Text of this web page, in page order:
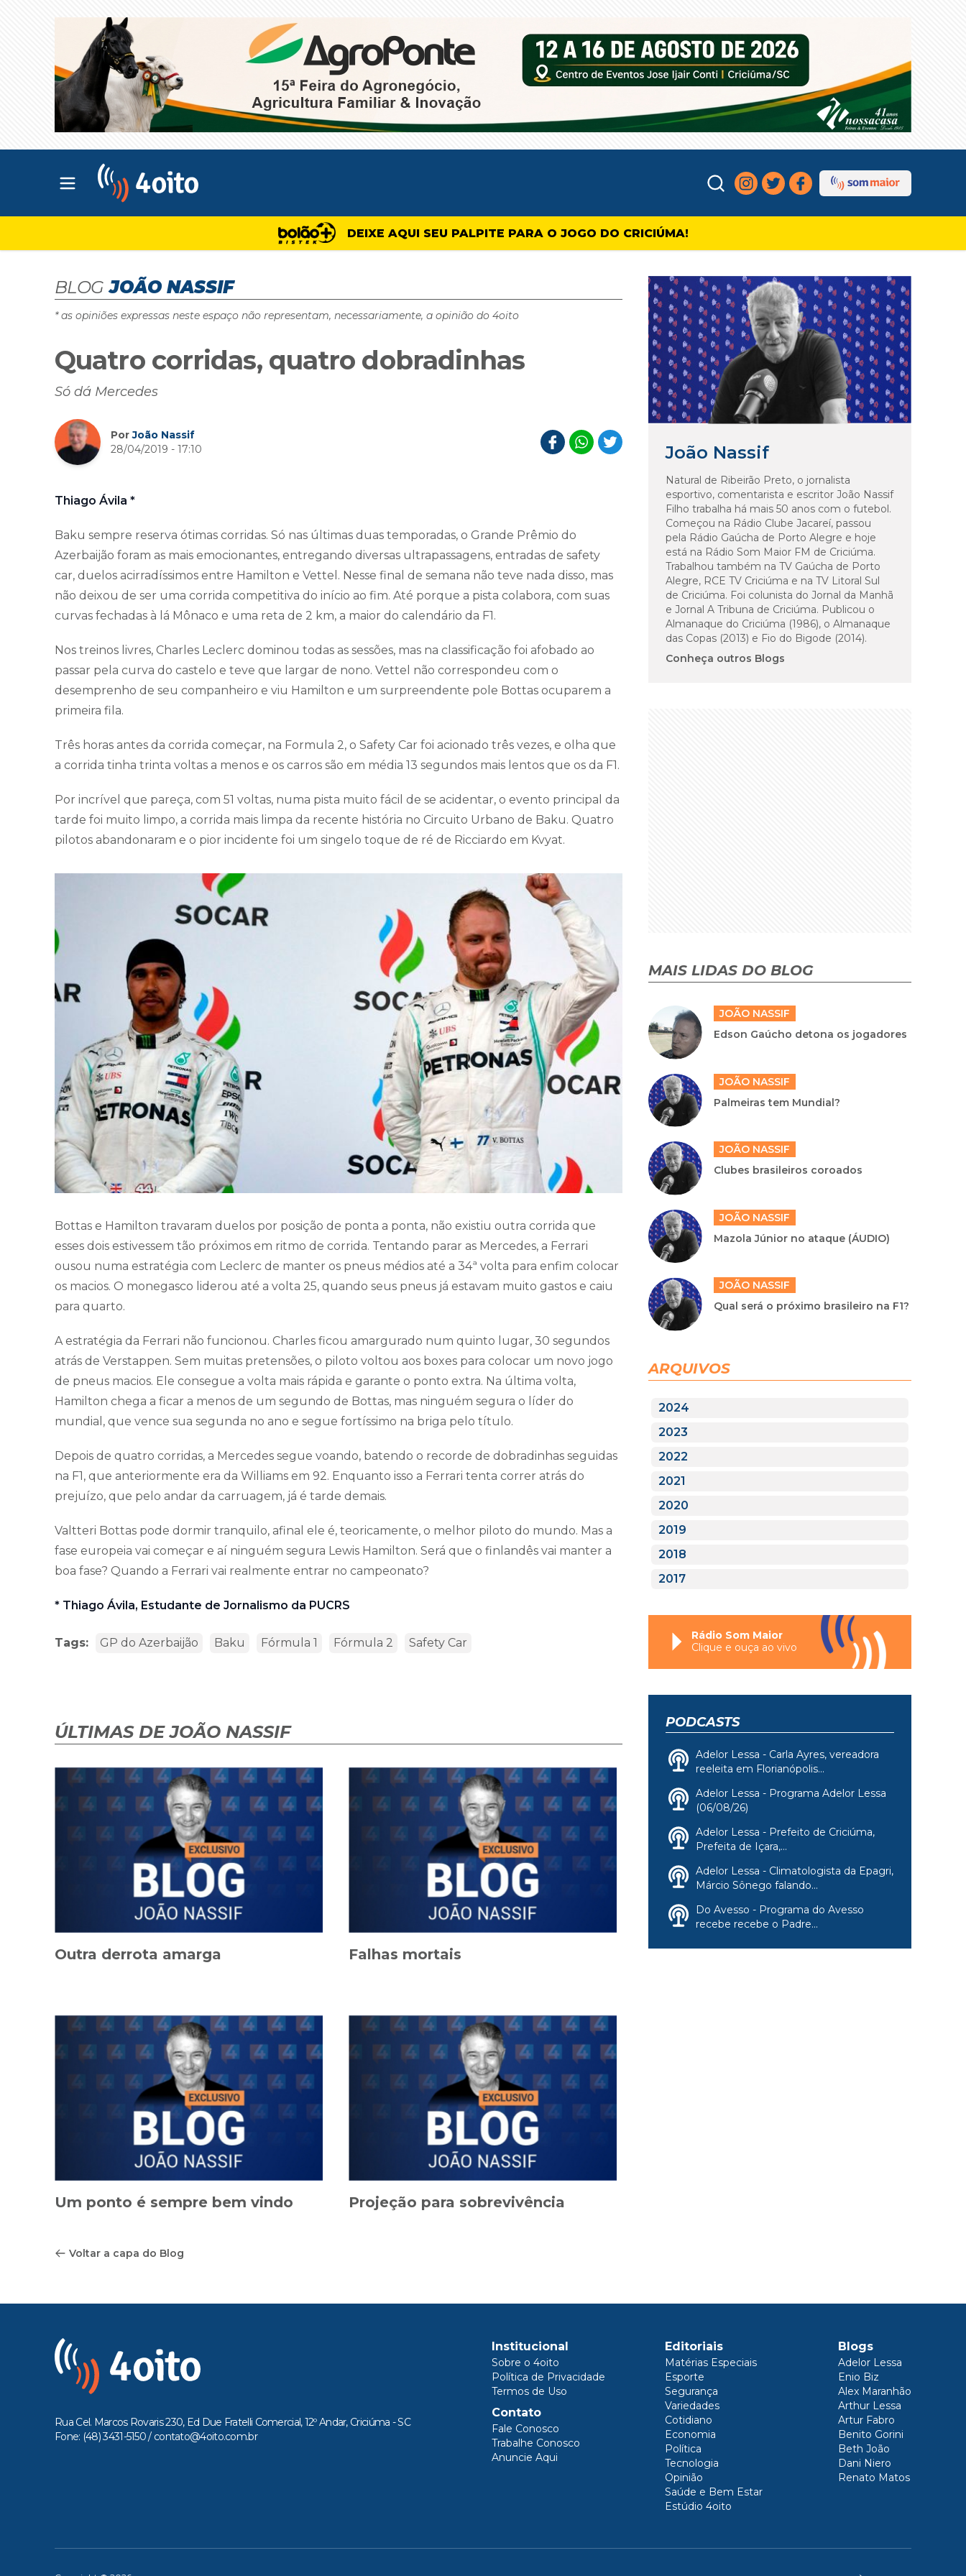
Abrir menu principal
DEIXE AQUI SEU PALPITE PARA O JOGO DO CRICIÚMA!
BLOG JOÃO NASSIF
* as opiniões expressas neste espaço não representam, necessariamente, a opinião do 4oito
Quatro corridas, quatro dobradinhas
Só dá Mercedes
PorJoão Nassif
28/04/2019 - 17:10
Thiago Ávila *
Baku sempre reserva ótimas corridas. Só nas últimas duas temporadas, o Grande Prêmio do
Azerbaijão foram as mais emocionantes, entregando diversas ultrapassagens, entradas de safety
car, duelos acirradíssimos entre Hamilton e Vettel. Nesse final de semana não teve nada disso, mas
não deixou de ser uma corrida competitiva do início ao fim. Até porque a pista colabora, com suas
curvas fechadas à lá Mônaco e uma reta de 2 km, a maior do calendário da F1.
Nos treinos livres, Charles Leclerc dominou todas as sessões, mas na classificação foi afobado ao
passar pela curva do castelo e teve que largar de nono. Vettel não correspondeu com o
desemprenho de seu companheiro e viu Hamilton e um surpreendente pole Bottas ocuparem a
primeira fila.
Três horas antes da corrida começar, na Formula 2, o Safety Car foi acionado três vezes, e olha que
a corrida tinha trinta voltas a menos e os carros são em média 13 segundos mais lentos que os da F1.
Por incrível que pareça, com 51 voltas, numa pista muito fácil de se acidentar, o evento principal da
tarde foi muito limpo, a corrida mais limpa da recente história no Circuito Urbano de Baku. Quatro
pilotos abandonaram e o pior incidente foi um singelo toque de ré de Ricciardo em Kvyat.
Bottas e Hamilton travaram duelos por posição de ponta a ponta, não existiu outra corrida que
esses dois estivessem tão próximos em ritmo de corrida. Tentando parar as Mercedes, a Ferrari
ousou numa estratégia com Leclerc de manter os pneus médios até a 34ª volta para enfim colocar
os macios. O monegasco liderou até a volta 25, quando seus pneus já estavam muito gastos e caiu
para quarto.
A estratégia da Ferrari não funcionou. Charles ficou amargurado num quinto lugar, 30 segundos
atrás de Verstappen. Sem muitas pretensões, o piloto voltou aos boxes para colocar um novo jogo
de pneus macios. Ele consegue a volta mais rápida e garante o ponto extra. Na última volta,
Hamilton chega a ficar a menos de um segundo de Bottas, mas ninguém segura o líder do
mundial, que vence sua segunda no ano e segue fortíssimo na briga pelo título.
Depois de quatro corridas, a Mercedes segue voando, batendo o recorde de dobradinhas seguidas
na F1, que anteriormente era da Williams em 92. Enquanto isso a Ferrari tenta correr atrás do
prejuízo, que pelo andar da carruagem, já é tarde demais.
Valtteri Bottas pode dormir tranquilo, afinal ele é, teoricamente, o melhor piloto do mundo. Mas a
fase europeia vai começar e aí ninguém segura Lewis Hamilton. Será que o finlandês vai manter a
boa fase? Quando a Ferrari vai realmente entrar no campeonato?
* Thiago Ávila, Estudante de Jornalismo da PUCRS
Tags: GP do Azerbaijão Baku Fórmula 1 Fórmula 2 Safety Car
ÚLTIMAS DE JOÃO NASSIF
Outra derrota amarga Falhas mortais
Um ponto é sempre bem vindo Projeção para sobrevivência
Voltar a capa do Blog
João Nassif
Natural de Ribeirão Preto, o jornalista
esportivo, comentarista e escritor João Nassif
Filho trabalha há mais 50 anos com o futebol.
Começou na Rádio Clube Jacareí, passou
pela Rádio Gaúcha de Porto Alegre e hoje
está na Rádio Som Maior FM de Criciúma.
Trabalhou também na TV Gaúcha de Porto
Alegre, RCE TV Criciúma e na TV Litoral Sul
de Criciúma. Foi colunista do Jornal da Manhã
e Jornal A Tribuna de Criciúma. Publicou o
Almanaque do Criciúma (1986), o Almanaque
das Copas (2013) e Fio do Bigode (2014).
Conheça outros Blogs
MAIS LIDAS DO BLOG
JOÃO NASSIF
Edson Gaúcho detona os jogadores
JOÃO NASSIF
Palmeiras tem Mundial?
JOÃO NASSIF
Clubes brasileiros coroados
JOÃO NASSIF
Mazola Júnior no ataque (ÁUDIO)
JOÃO NASSIF
Qual será o próximo brasileiro na F1?
ARQUIVOS
2024
2023
2022
2021
2020
2019
2018
2017
Rádio Som Maior
Clique e ouça ao vivo
PODCASTS
Adelor Lessa - Carla Ayres, vereadora
reeleita em Florianópolis...
Adelor Lessa - Programa Adelor Lessa
(06/08/26)
Adelor Lessa - Prefeito de Criciúma,
Prefeita de Içara,...
Adelor Lessa - Climatologista da Epagri,
Márcio Sônego falando...
Do Avesso - Programa do Avesso
recebe recebe o Padre...
Rua Cel. Marcos Rovaris 230, Ed Due Fratelli Comercial, 12º Andar, Criciúma - SC
Fone: (48) 3431-5150 / contato@4oito.com.br
Institucional
Sobre o 4oito
Política de Privacidade
Termos de Uso
Contato
Fale Conosco
Trabalhe Conosco
Anuncie Aqui
Editoriais
Matérias Especiais
Esporte
Segurança
Variedades
Cotidiano
Economia
Política
Tecnologia
Opinião
Saúde e Bem Estar
Estúdio 4oito
Blogs
Adelor Lessa
Enio Biz
Alex Maranhão
Arthur Lessa
Artur Fabro
Benito Gorini
Beth João
Dani Niero
Renato Matos